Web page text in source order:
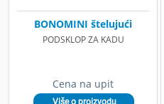
Cena na upit
BONOMINI štelujući
PODSKLOP ZA KADU